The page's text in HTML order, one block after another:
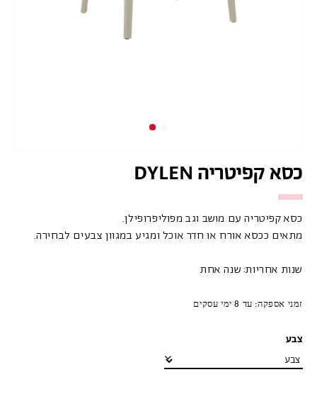
כסא קפיטריה DYLEN
כסא קפיטריה עם מושב וגב מפוליפרופילן.
מתאים ככסא אורח או חדר אוכל ומגיע במגוון צבעים לבחירה.
שנות אחריות: שנה אחת
זמני אספקה: עד 8 ימי עסקים
צבע